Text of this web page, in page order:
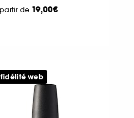
de 19,00€
fidélité web